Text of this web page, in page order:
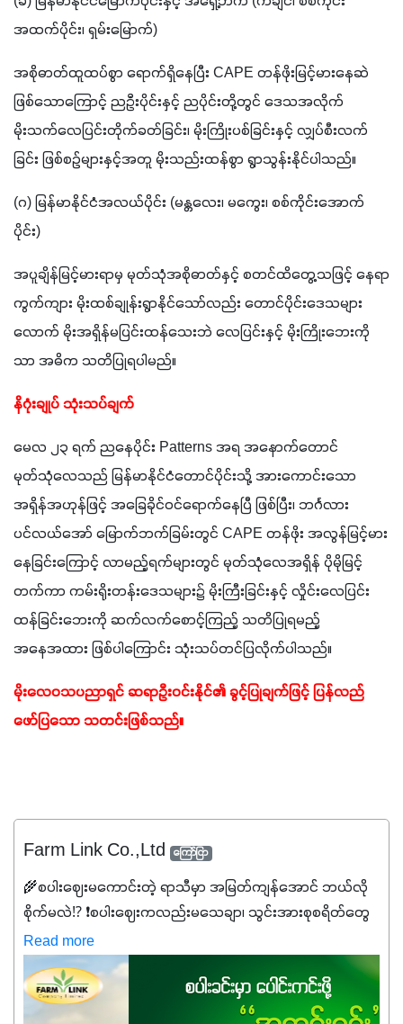
အထက်ပိုင်း၊ ရှမ်းမြောက်)
အစိုဓာတ်ထူထပ်စွာ ရောက်ရှိနေပြီး CAPE တန်ဖိုးမြင့်မားနေဆဲ
ဖြစ်သောကြောင့် ညဦးပိုင်းနှင့် ညပိုင်းတို့တွင် ဒေသအလိုက်
မိုးသက်လေပြင်းတိုက်ခတ်ခြင်း၊ မိုးကြိုးပစ်ခြင်းနှင့် လျှပ်စီးလက်
ခြင်း ဖြစ်စဉ်များနှင့်အတူ မိုးသည်းထန်စွာ ရွာသွန်းနိုင်ပါသည်။
(ဂ) မြန်မာနိုင်ငံအလယ်ပိုင်း (မန္တလေး၊ မကွေး၊ စစ်ကိုင်းအောက်
ပိုင်း)
အပူချိန်မြင့်မားရာမှ မုတ်သုံအစိုဓာတ်နှင့် စတင်ထိတွေ့သဖြင့် နေရာ
ကွက်ကျား မိုးထစ်ချုန်းရွာနိုင်သော်လည်း တောင်ပိုင်းဒေသများ
လောက် မိုးအရှိန်မပြင်းထန်သေးဘဲ လေပြင်းနှင့် မိုးကြိုးဘေးကို
သာ အဓိက သတိပြုရပါမည်။
နိဂုံးချုပ် သုံးသပ်ချက်
မေလ ၂၃ ရက် ညနေပိုင်း Patterns အရ အနောက်တောင်
မုတ်သုံလေသည် မြန်မာနိုင်ငံတောင်ပိုင်းသို့ အားကောင်းသော
အရှိန်အဟုန်ဖြင့် အခြေခိုင်ဝင်ရောက်နေပြီ ဖြစ်ပြီး၊ ဘင်္ဂလား
ပင်လယ်အော် မြောက်ဘက်ခြမ်းတွင် CAPE တန်ဖိုး အလွန်မြင့်မား
နေခြင်းကြောင့် လာမည့်ရက်များတွင် မုတ်သုံလေအရှိန် ပိုမိုမြင့်
တက်ကာ ကမ်းရိုးတန်းဒေသများ၌ မိုးကြီးခြင်းနှင့် လှိုင်းလေပြင်း
ထန်ခြင်းဘေးကို ဆက်လက်စောင့်ကြည့် သတိပြုရမည့်
အနေအထား ဖြစ်ပါကြောင်း သုံးသပ်တင်ပြလိုက်ပါသည်။
မိုးလေဝသပညာရှင် ဆရာဦးဝင်းနိုင်၏ ခွင့်ပြုချက်ဖြင့် ပြန်လည်
ဖော်ပြသော သတင်းဖြစ်သည်။
Farm Link Co.,Ltd ကြော်ငြာ
🌾စပါးဈေးမကောင်းတဲ့ ရာသီမှာ အမြတ်ကျန်အောင် ဘယ်လို
စိုက်မလဲ⁉️ ❗စပါးဈေးကလည်းမသေချာ၊ သွင်းအားစုစရိတ်တွေ
ကလည်း တက်နေတဲ့ဒီလိုအချိန်မှာ သွင်းအားစုဖိုးကို လျှော့ချပြီး
အထွက်နှုန်းကို ထိန်းထားနိုင်မှ ဦးကြီးတို့ အဆင်ပြေမှာနော် ✔️ဒါ
ကြောင့် ကိုယ်သုံးသမျှ ကိုယ့်အတွက်အကျိုးရစေမယ့်
အရည်အသွေးစိတ်ချရတဲ့ သွင်းအားစုပစ္စည်းတွေကိုပဲ ရွေးချယ်
Read more